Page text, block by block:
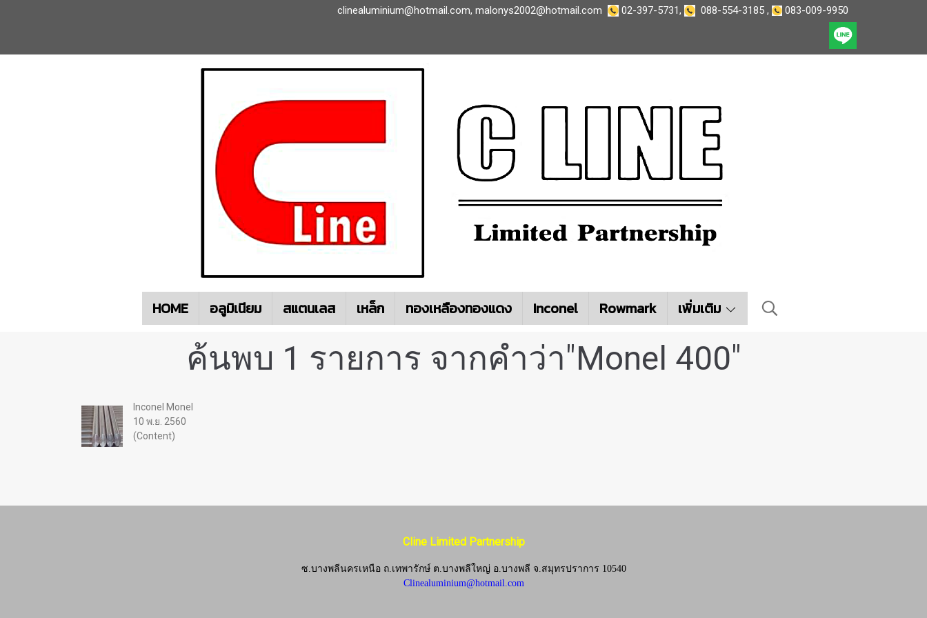
clinealuminium@hotmail.com, malonys2002@hotmail.com 02-397-5731, 088-554-3185 , 083-009-9950
HOME อลูมิเนียม สแตนเลส เหล็ก ทองเหลืองทองแดง Inconel Rowmark เพิ่มเติม
ค้นพบ 1 รายการ จากคำว่า"Monel 400"
Inconel Monel
10 พ.ย. 2560
(Content)
Cline Limited Partnership
ซ.บางพลีนครเหนือ ถ.เทพารักษ์ ต.บางพลีใหญ่ อ.บางพลี จ.สมุทรปราการ 10540
Clinealuminium@hotmail.com